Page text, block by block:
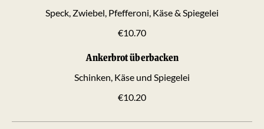
Speck, Zwiebel, Pfefferoni, Käse & Spiegelei
€10.70
Ankerbrot überbacken
Schinken, Käse und Spiegelei
€10.20